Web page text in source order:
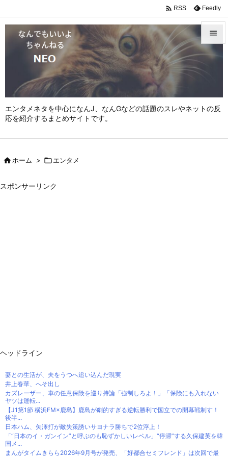
エンタメネタを中心になんJ、なんGなどの話題のスレやネットの反
応を紹介するまとめサイトです。



 RSS Feedly
ホーム > エンタメ
スポンサーリンク
ヘッドライン
妻との生活が、夫をうつへ追い込んだ現実
井上春華、へそ出し
カズレーザー、車の任意保険を巡り持論「強制しろよ！」「保険にも入れない
ヤツは運転...
【J1第1節 横浜FM×鹿島】鹿島が劇的すぎる逆転勝利で国立での開幕戦制す！
後半...
日本ハム、矢澤打が敵失策誘いサヨナラ勝ちで2位浮上！
「“日本のイ・ガンイン”と呼ぶのも恥ずかしいレベル」“停滞”する久保建英を韓
国メ...
まんがタイムきらら2026年9月号が発売、「好都合セミフレンド」は次回で最